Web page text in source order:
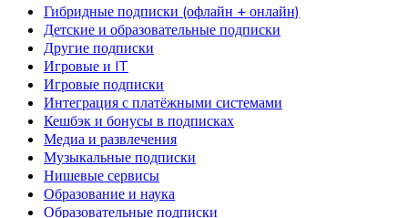
Гибридные подписки (офлайн + онлайн)
Детские и образовательные подписки
Другие подписки
Игровые и IT
Игровые подписки
Интеграция с платёжными системами
Кешбэк и бонусы в подписках
Медиа и развлечения
Музыкальные подписки
Нишевые сервисы
Образование и наука
Образовательные подписки